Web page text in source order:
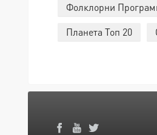
Фолклорни
Планета Топ 20